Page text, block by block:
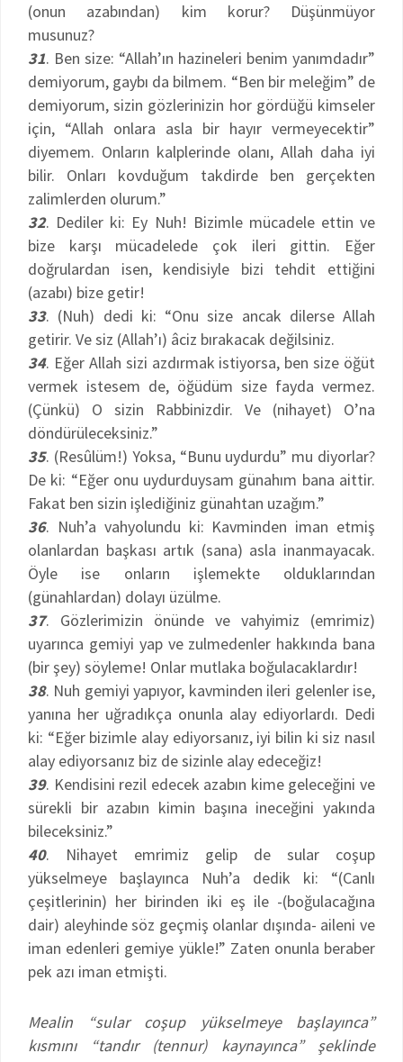
(onun azabından) kim korur? Düşünmüyor
musunuz?
31. Ben size: “Allah’ın hazineleri benim yanımdadır”
demiyorum, gaybı da bilmem. “Ben bir meleğim” de
demiyorum, sizin gözlerinizin hor gördüğü kimseler
için, “Allah onlara asla bir hayır vermeyecektir”
diyemem. Onların kalplerinde olanı, Allah daha iyi
bilir. Onları kovduğum takdirde ben gerçekten
zalimlerden olurum.”
32. Dediler ki: Ey Nuh! Bizimle mücadele ettin ve
bize karşı mücadelede çok ileri gittin. Eğer
doğrulardan isen, kendisiyle bizi tehdit ettiğini
(azabı) bize getir!
33. (Nuh) dedi ki: “Onu size ancak dilerse Allah
getirir. Ve siz (Allah’ı) âciz bırakacak değilsiniz.
34. Eğer Allah sizi azdırmak istiyorsa, ben size öğüt
vermek istesem de, öğüdüm size fayda vermez.
(Çünkü) O sizin Rabbinizdir. Ve (nihayet) O’na
döndürüleceksiniz.”
35. (Resûlüm!) Yoksa, “Bunu uydurdu” mu diyorlar?
De ki: “Eğer onu uydurduysam günahım bana aittir.
Fakat ben sizin işlediğiniz günahtan uzağım.”
36. Nuh’a vahyolundu ki: Kavminden iman etmiş
olanlardan başkası artık (sana) asla inanmayacak.
Öyle ise onların işlemekte olduklarından
(günahlardan) dolayı üzülme.
37. Gözlerimizin önünde ve vahyimiz (emrimiz)
uyarınca gemiyi yap ve zulmedenler hakkında bana
(bir şey) söyleme! Onlar mutlaka boğulacaklardır!
38. Nuh gemiyi yapıyor, kavminden ileri gelenler ise,
yanına her uğradıkça onunla alay ediyorlardı. Dedi
ki: “Eğer bizimle alay ediyorsanız, iyi bilin ki siz nasıl
alay ediyorsanız biz de sizinle alay edeceğiz!
39. Kendisini rezil edecek azabın kime geleceğini ve
sürekli bir azabın kimin başına ineceğini yakında
bileceksiniz.”
40. Nihayet emrimiz gelip de sular coşup
yükselmeye başlayınca Nuh’a dedik ki: “(Canlı
çeşitlerinin) her birinden iki eş ile -(boğulacağına
dair) aleyhinde söz geçmiş olanlar dışında- aileni ve
iman edenleri gemiye yükle!” Zaten onunla beraber
pek azı iman etmişti.
Mealin “sular coşup yükselmeye başlayınca”
kısmını “tandır (tennur) kaynayınca” şeklinde